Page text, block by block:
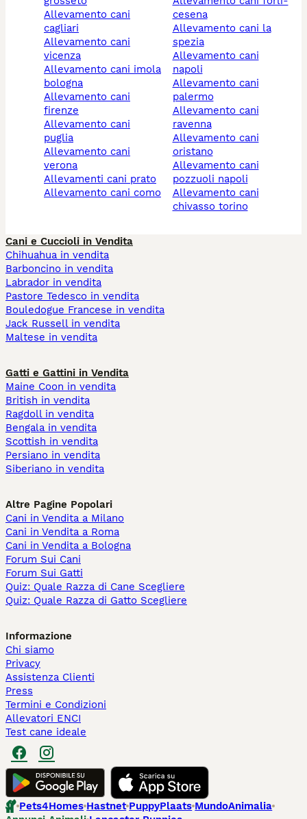
allevamento cani
cagliari
allevamento cani
vicenza
allevamento cani imola
bologna
allevamento cani
firenze
allevamento cani
puglia
allevamento cani
verona
allevamenti cani prato
allevamento cani como
cesena
allevamento cani la
spezia
allevamento cani
napoli
allevamento cani
palermo
allevamento cani
ravenna
allevamento cani
oristano
allevamento cani
pozzuoli napoli
allevamento cani
chivasso torino
Cani e Cuccioli in Vendita
Chihuahua in vendita
Barboncino in vendita
Labrador in vendita
Pastore Tedesco in vendita
Bouledogue Francese in vendita
Jack Russell in vendita
Maltese in vendita
Gatti e Gattini in Vendita
Maine Coon in vendita
British in vendita
Ragdoll in vendita
Bengala in vendita
Scottish in vendita
Persiano in vendita
Siberiano in vendita
Altre Pagine Popolari
Cani in Vendita a Milano
Cani in Vendita a Roma
Cani in Vendita a Bologna
Forum Sui Cani
Forum Sui Gatti
Quiz: Quale Razza di Cane Scegliere
Quiz: Quale Razza di Gatto Scegliere
Informazione
Chi siamo
Privacy
Assistenza Clienti
Press
Termini e Condizioni
Allevatori ENCI
Test cane ideale
Pets4Homes Hastnet PuppyPlaats MundoAnimalia